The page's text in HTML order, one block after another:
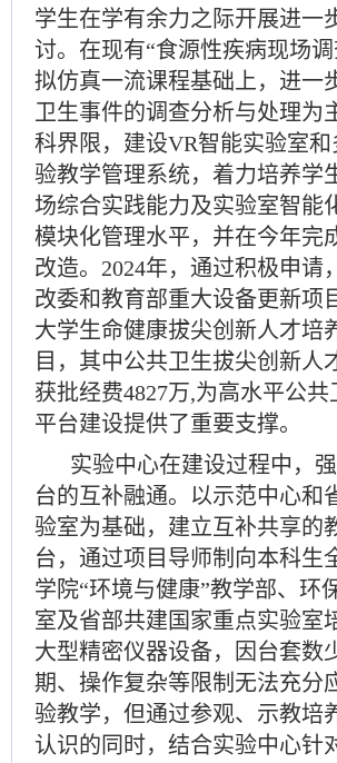
学生在学有余力之际开展进一
讨。在现有“食源性疾病现场
拟仿真一流课程基础上，进一
卫生事件的调查分析与处理为
科界限，建设VR智能实验室
验教学管理系统，着力培养学
场综合实践能力及实验室智能
模块化管理水平，并在今年完
改造。2024年，通过积极申请
改委和教育部重大设备更新
大学生命健康拔尖创新人才培
目，其中公共卫生拔尖创新人
获批经费4827万,为高水平公共
平台建设提供了重要支撑。
实验中心在建设过程中，
台的互补融通。以示范中心和
验室为基础，建立互补共享的
台，通过项目导师制向本科生
学院“环境与健康”教学部、环
室及省部共建国家重点实验室
大型精密仪器设备，因台套数
期、操作复杂等限制无法充分
验教学，但通过参观、示教培
认识的同时，结合实验中心针